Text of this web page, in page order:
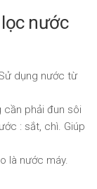
nước
dụng nước từ
cần phải đun sôi
: sắt, chì. Giúp
là nước máy.